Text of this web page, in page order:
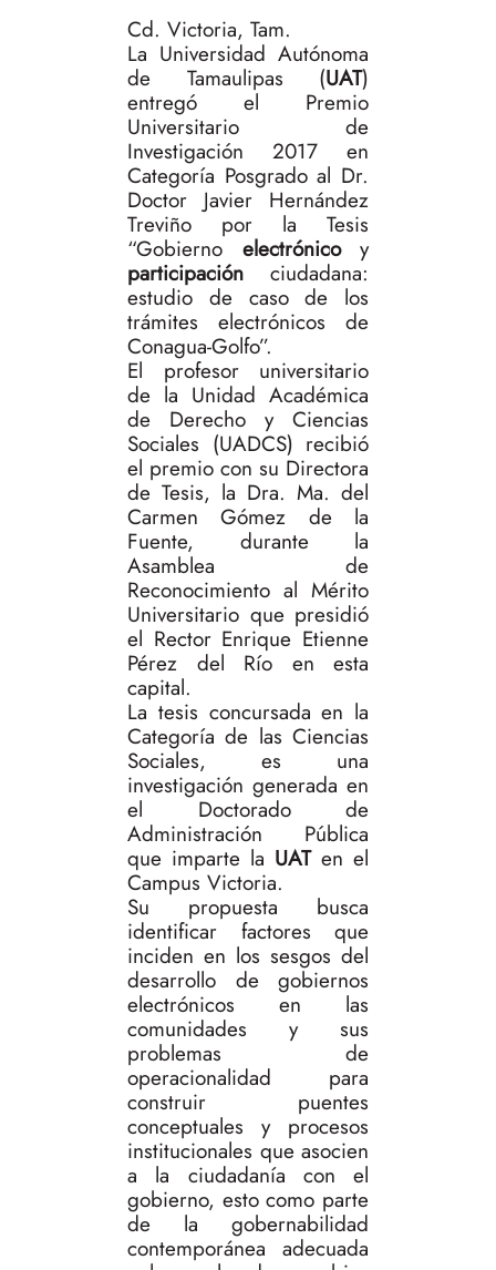
Cd. Victoria, Tam.
La Universidad Autónoma
de Tamaulipas (UAT)
entregó el Premio
Universitario de
Investigación 2017 en
Categoría Posgrado al Dr.
Doctor Javier Hernández
Treviño por la Tesis
“Gobierno electrónicoy
participación ciudadana:
estudio de caso de los
trámites electrónicos de
Conagua-Golfo”.
El profesor universitario
de la Unidad Académica
de Derecho y Ciencias
Sociales (UADCS) recibió
el premio con su Directora
de Tesis, la Dra. Ma. del
Carmen Gómez de la
Fuente, durante la
Asamblea de
Reconocimiento al Mérito
Universitario que presidió
el Rector Enrique Etienne
Pérez del Río en esta
capital.
La tesis concursada en la
Categoría de las Ciencias
Sociales, es una
investigación generada en
el Doctorado de
Administración Pública
que imparte la UATen el
Campus Victoria.
Su propuesta busca
identificar factores que
inciden en los sesgos del
desarrollo de gobiernos
electrónicos en las
comunidades y sus
problemas de
operacionalidad para
construir puentes
conceptuales y procesos
institucionales que asocien
a la ciudadanía con el
gobierno, esto como parte
de la gobernabilidad
contemporánea adecuada